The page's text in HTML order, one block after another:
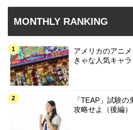
MONTHLY RANKING
アメリカのアニ
きゃな人気キャ
「TEAP」試験
攻略せよ（後編）